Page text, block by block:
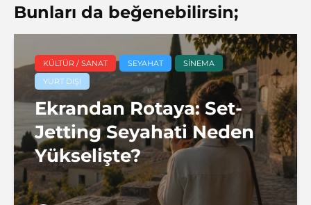
Bunları da beğenebilirsin;
KÜLTÜR / SANAT SEYAHAT
SINEMA
YURT DIŞI
Ekrandan Rotaya: Set-
Jetting Seyahati Neden
Yükselişte?